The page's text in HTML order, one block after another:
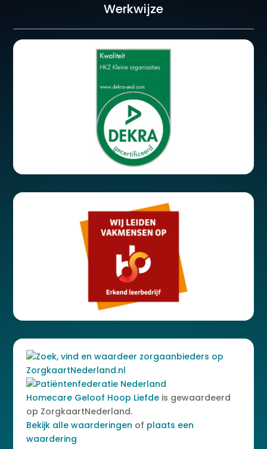
Werkwijze
Homecare Geloof Hoop Liefde is gewaardeerd
op ZorgkaartNederland.
Bekijk alle waarderingen of plaats een
waardering